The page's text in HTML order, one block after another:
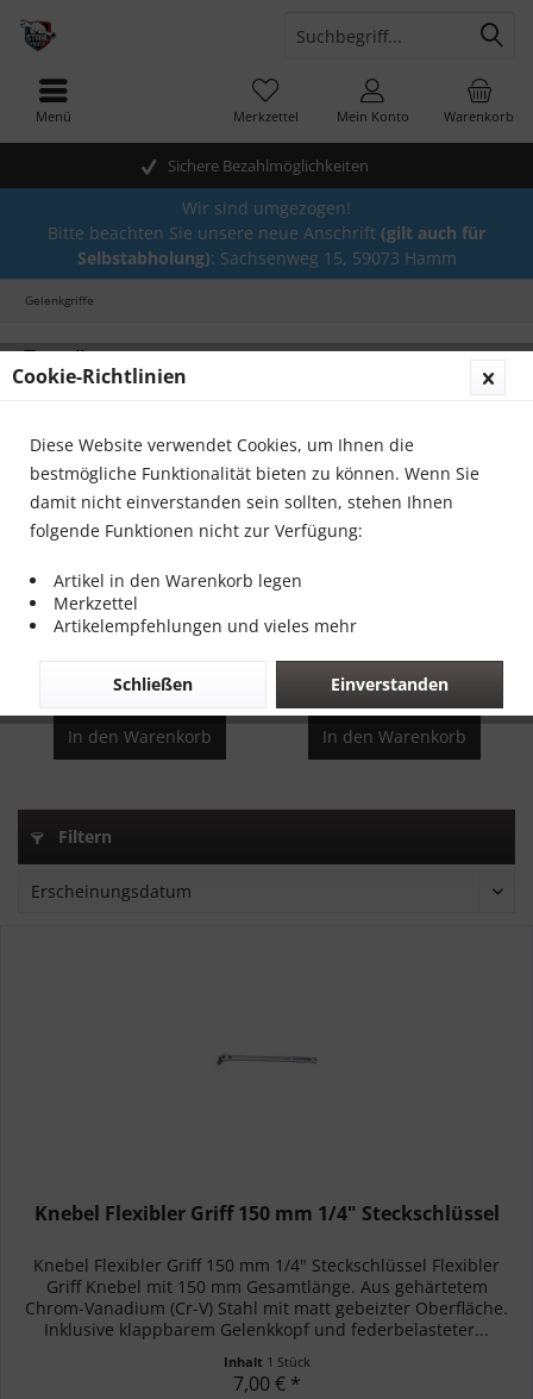
Sichere Bezahlmöglichkeiten
Warenkorb
Merkzettel Mein Konto
Menü
Wir sind umgezogen!
Bitte beachten Sie unsere neue Anschrift (gilt auch für
Selbstabholung): Sachsenweg 15, 59073 Hamm
Gelenkgriffe
Topseller
Verlängerung t-Griff
Sechskant Länge 400 mm
In den Warenkorb
Verlängerung 600 mm
25,00 € *
In den Warenkorb
Filtern
Knebel Flexibler Griff 150 mm 1/4" Steckschlüssel
Knebel Flexibler Griff 150 mm 1/4" Steckschlüssel Flexibler
Griff Knebel mit 150 mm Gesamtlänge. Aus gehärtetem
Chrom-Vanadium (Cr-V) Stahl mit matt gebeizter Oberfläche.
Inklusive klappbarem Gelenkkopf und federbelasteter...
Inhalt 1 Stück
7,00 € *
Cookie-Richtlinien
Diese Website verwendet Cookies, um Ihnen die
bestmögliche Funktionalität bieten zu können. Wenn Sie
damit nicht einverstanden sein sollten, stehen Ihnen
folgende Funktionen nicht zur Verfügung:
Artikel in den Warenkorb legen
Merkzettel
Artikelempfehlungen und vieles mehr
Einverstanden
Schließen